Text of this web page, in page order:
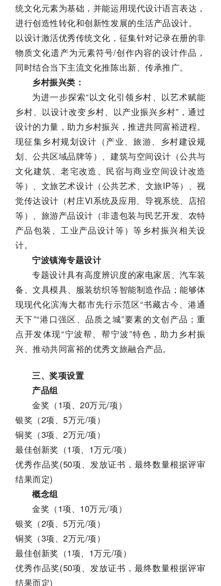
统文化元素为基础，并能运用现代设计语言表达，
进行创造性转化和创新性发展的生活产品设计。
以设计激活优秀传统文化，征集针对记录在册的非
物质文化遗产为元素符号/创作内容的设计作品，
同时结合当下主流文化推陈出新、传承推广。
乡村振兴类：
为进一步探索“以文化引领乡村、以艺术赋能
乡村、以设计改变乡村、以产业振兴乡村”，通过
设计的力量，助力乡村振兴，推进共同富裕进程。
现征集乡村规划设计（产业、旅游、乡村建设规
划、公共区域品牌等）、建筑与空间设计（公共与
文化建筑、老宅改造、民宿与商业空间设计改造
等）、文旅艺术设计（公共艺术、文旅IP等）、视
觉传达设计（村庄VI系统及应用、导视系统、店招
等）、旅游产品设计（非遗包装与民艺开发、农特
产品包装、工业产品设计等）等乡村振兴相关设
计。
宁波镇海专题设计
专题设计具有高度辨识度的家电家居、汽车装
备、文具模具、服装纺织等智能制造作品；能够体
现现代化滨海大都市先行示范区“书藏古今、港通
天下”“港口强区、品质之城”要素的文创产品；重
点开发体现“宁波帮、帮宁波”特色，助力乡村振
兴、推动共同富裕的优秀文旅融合产品。
三、奖项设置
产品组
金奖（1项、20万元/项）
银奖（2项、5万元/项）
铜奖（3项、2万元/项）
最佳创新奖（1项、1万元/项）
优秀作品奖(50项、发放证书，最终数量根据评审
结果而定)
概念组
金奖（1项、10万元/项）
银奖（2项、5万元/项）
铜奖（3项、2万元/项）
最佳创新奖（1项、1万元/项）
优秀作品奖(50项、发放证书，最终数量根据评审
结果而定)